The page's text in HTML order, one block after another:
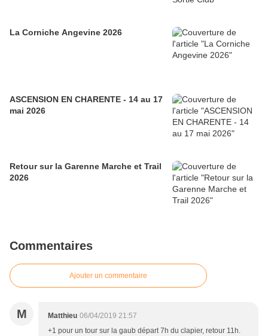
La Corniche Angevine 2026
ASCENSION EN CHARENTE - 14 au 17
mai 2026
Retour sur la Garenne Marche et Trail
2026
Commentaires
Ajouter un commentaire
M Matthieu 06/04/2019 21:57
+1 pour un tour sur la gaub départ 7h du clapier, retour 11h.